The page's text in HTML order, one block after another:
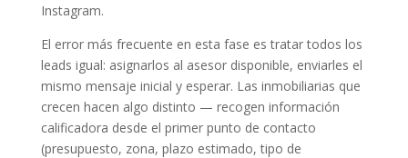
Instagram.
El error más frecuente en esta fase es tratar todos los
leads igual: asignarlos al asesor disponible, enviarles el
mismo mensaje inicial y esperar. Las inmobiliarias que
crecen hacen algo distinto — recogen información
calificadora desde el primer punto de contacto
(presupuesto, zona, plazo estimado, tipo de